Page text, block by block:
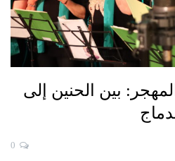
بين الحنين إلى